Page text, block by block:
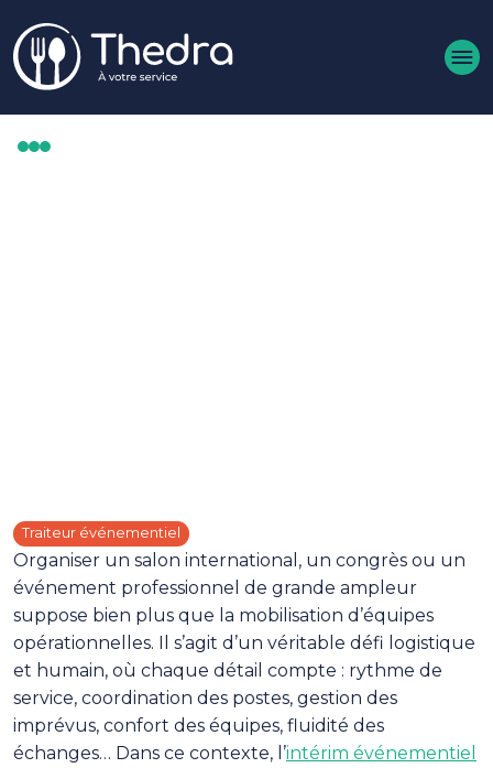
Traiteur événementiel
Organiser un salon international, un congrès ou un
événement professionnel de grande ampleur
suppose bien plus que la mobilisation d’équipes
opérationnelles. Il s’agit d’un véritable défi logistique
et humain, où chaque détail compte : rythme de
service, coordination des postes, gestion des
imprévus, confort des équipes, fluidité des
échanges… Dans ce contexte, l’intérim événementiel